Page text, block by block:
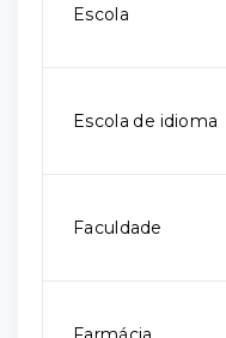
Escola
Escola de idioma
Faculdade